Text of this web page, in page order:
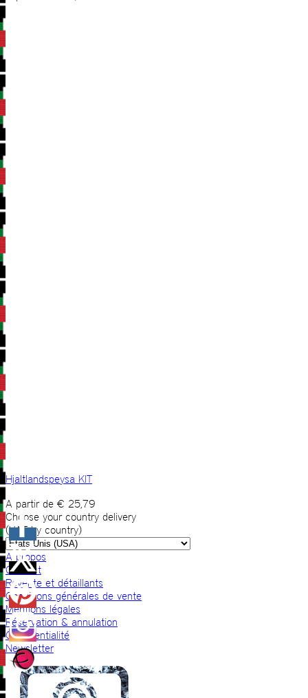
Hjaltlandspeysa KIT
A partir de € 25,79
Choose your country delivery
(VAT by country)
A propos
Contact
Revente et détaillants
Conditions générales de vente
Mentions légales
Réservation & annulation
Confidentialité
Newsletter